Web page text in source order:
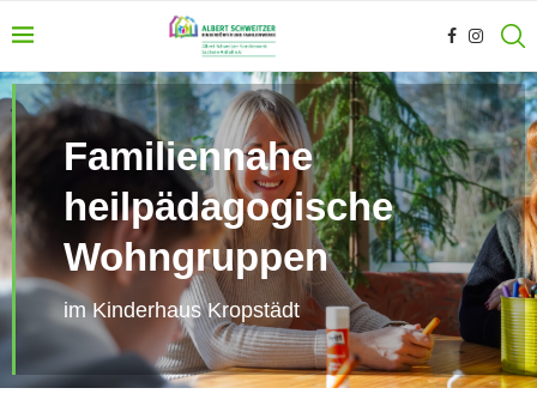
Familiennahe
heilpädagogische
Wohngruppen
im Kinderhaus Kropstädt